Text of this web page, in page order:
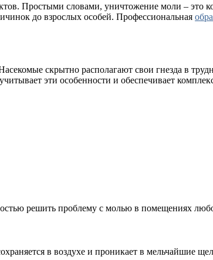
Простыми словами, уничтожение моли – это
до взрослых особей. Профессиональная
скрытно располагают свои гнезда в
учитывает эти особенности и обеспечивает
решить проблему с молью в помещениях
в воздухе и проникает в мельчайшие